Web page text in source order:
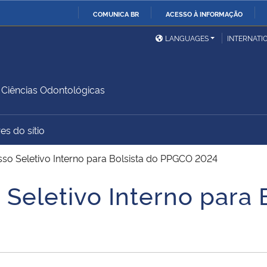
COMUNICA BR ACESSO À INFORMAÇÃO
Ministério da Defesa
Ministério das Relações
Exteriores
Ministério do
Desenvolvimento Regional
União
Advocacia-Geral da União Banco Central do Brasil
LANGUAGES
Odontológicas
do sítio
Seletivo Interno para Bolsista do PPGCO 2024
Interno para